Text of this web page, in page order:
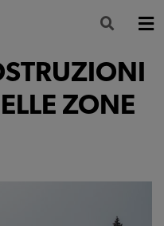
ZONE